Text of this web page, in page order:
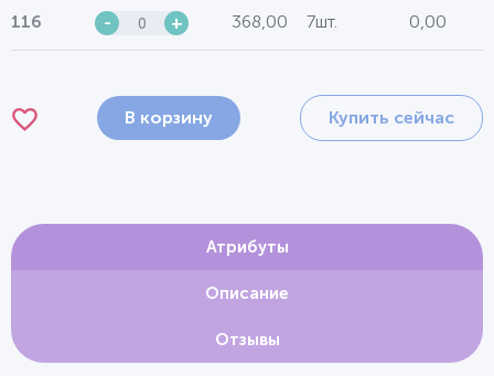
116 - + 368,00 7шт. 0,00
В корзину Купить сейчас
Атрибуты
Описание
Отзывы